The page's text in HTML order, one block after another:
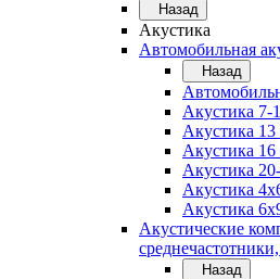
Назад
Акустика
Автомобильная
Назад
Акустика 7-
Акустика 13
Акустика 16
Акустика
Акустика
Акустика
Акустические
Назад